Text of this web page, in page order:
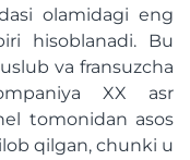
olamidagi eng
hisoblanadi. Bu
va fransuzcha
XX asr
tomonidan asos
qilgan, chunki u